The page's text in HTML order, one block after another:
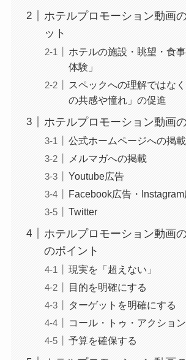
ホテルプロモーション動画
ット
ホテルの施設・眺望・食
体験」
スペックへの理解ではな
の共感や憧れ」の促進
ホテルプロモーション動画
公式ホームページへの掲載
メルマガへの掲載
Youtube広告
Facebook広告・
Twitter
ホテルプロモーション動画
のポイント
現実を「超えない」
目的を明確にする
ターゲットを明確にする
コール・トゥ・アクショ
予算を確保する